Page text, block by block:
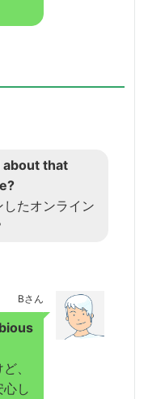
about that
たオンライン
Bさん
、
し